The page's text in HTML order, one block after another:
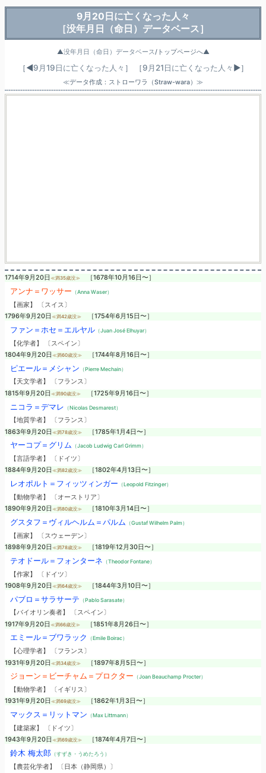
9月20日に亡くなった人々
［没年月日（命日）データベース］
▲没年月日（命日）データベース/トップページへ▲
［◀9月19日に亡くなった人々 ］ ［9月21日に亡くなった人々 ▶］
≪データ作成：ストローワラ（Straw-wara）≫
1714年9月20日 ≪満35歳没≫ ［1678年10月16日〜］
アンナ＝ワッサー （Anna Waser）
【画家】 〔スイス〕
1796年9月20日 ≪満42歳没≫ ［1754年6月15日〜］
ファン＝ホセ＝エルヤル（Juan José Elhuyar）
【化学者】 〔スペイン〕
1804年9月20日 ≪満60歳没≫ ［1744年8月16日〜］
ピエール＝メシャン （Pierre Mechain）
【天文学者】 〔フランス〕
1815年9月20日 ≪満90歳没≫ ［1725年9月16日〜］
ニコラ＝デマレ （Nicolas Desmarest）
【地質学者】 〔フランス〕
1863年9月20日 ≪満78歳没≫ ［1785年1月4日〜］
ヤーコプ＝グリム （Jacob Ludwig Carl Grimm）
【言語学者】 〔ドイツ〕
1884年9月20日 ≪満82歳没≫ ［1802年4月13日〜］
レオポルト＝フィッツィンガー （Leopold Fitzinger）
【動物学者】 〔オーストリア〕
1890年9月20日 ≪満80歳没≫ ［1810年3月14日〜］
グスタフ＝ヴィルヘルム＝パルム （Gustaf Wilhelm Palm）
【画家】 〔スウェーデン〕
1898年9月20日 ≪満78歳没≫ ［1819年12月30日〜］
テオドール＝フォンターネ （Theodor Fontane）
【作家】 〔ドイツ〕
1908年9月20日 ≪満64歳没≫ ［1844年3月10日〜］
パブロ＝サラサーテ （Pablo Sarasate）
【バイオリン奏者】 〔スペイン〕
1917年9月20日 ≪満66歳没≫ ［1851年8月26日〜］
エミール＝ブワラック （Emile Boirac）
【心理学者】 〔フランス〕
1931年9月20日 ≪満34歳没≫ ［1897年8月5日〜］
ジョーン＝ビーチャム＝プロクター （Joan Beauchamp Procter）
【動物学者】 〔イギリス〕
1931年9月20日 ≪満69歳没≫ ［1862年1月3日〜］
マックス＝リットマン （Max Littmann）
【建築家】 〔ドイツ〕
1943年9月20日 ≪満69歳没≫ ［1874年4月7日〜］
鈴木 梅太郎（すずき・うめたろう）
【農芸化学者】 〔日本（静岡県）〕